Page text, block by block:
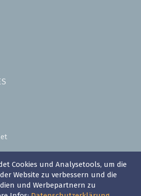
Cookies und Analysetools, um die
Website zu verbessern und die
und Werbepartnern zu